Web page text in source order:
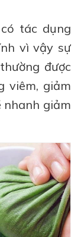
tác dụng
vì vậy sự
được
viêm, giảm
nhanh giảm